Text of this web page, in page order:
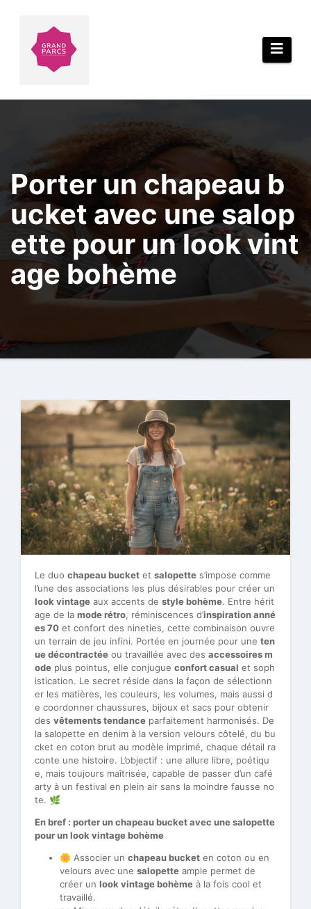
Porter un chapeau b
ucket avec une salop
ette pour un look vint
age bohème
Le duo chapeau bucket et salopette s’impose comme
l’une des associations les plus désirables pour créer un
look vintage aux accents de style bohème. Entre hérit
age de la mode rétro, réminiscences d’inspiration anné
es 70 et confort des nineties, cette combinaison ouvre
un terrain de jeu infini. Portée en journée pour une ten
ue décontractée ou travaillée avec des accessoires m
ode plus pointus, elle conjugue confort casual et soph
istication. Le secret réside dans la façon de sélectionn
er les matières, les couleurs, les volumes, mais aussi d
e coordonner chaussures, bijoux et sacs pour obtenir
des vêtements tendance parfaitement harmonisés. De
la salopette en denim à la version velours côtelé, du bu
cket en coton brut au modèle imprimé, chaque détail ra
conte une histoire. L’objectif : une allure libre, poétiqu
e, mais toujours maîtrisée, capable de passer d’un café
arty à un festival en plein air sans la moindre fausse no
te. 🌿
En bref : porter un chapeau bucket avec une salopette
pour un look vintage bohème
🌼 Associer un chapeau bucket en coton ou en
velours avec une salopette ample permet de
créer un look vintage bohème à la fois cool et
travaillé.